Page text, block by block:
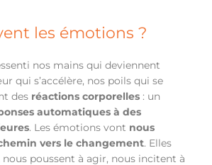
les émotions ?
nos mains qui deviennent
qui s’accélère, nos poils qui se
des réactions corporelles : un
automatiques à des
. Les émotions vont nous
vers le changement. Elles
nous poussent à agir, nous incitent à